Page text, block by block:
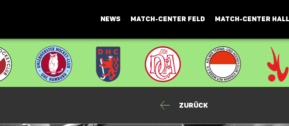
NEWS MATCH-CENTER FELD MATCH-CENTER
Zurück